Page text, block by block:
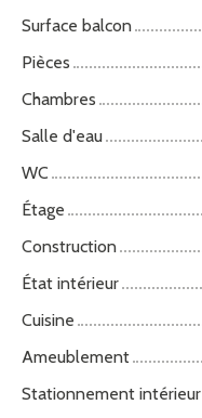
Surface balcon
Pièces
Chambres
Salle d'eau
WC
Étage
Construction
État intérieur
Cuisine
Ameublement
Stationnement intérieur